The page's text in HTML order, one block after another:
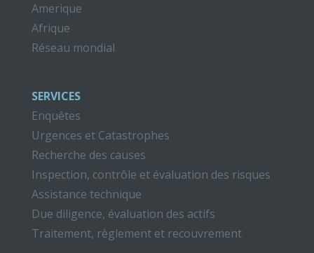
Amerique
Afrique
Réseau mondial
SERVICES
Enquêtes
Urgences et Catastrophes
Recherche des causes
Inspection, contrôle et évaluation des risques
Assistance technique
Due diligence, évaluation des actifs
Traitement, règlement et recouvrement